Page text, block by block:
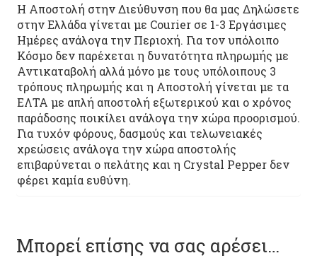
Η Αποστολή στην Διεύθυνση που θα μας Δηλώσετε
στην Ελλάδα γίνεται με Courier σε 1-3 Εργάσιμες
Ημέρες ανάλογα την Περιοχή. Για τον υπόλοιπο
Κόσμο δεν παρέχεται η δυνατότητα πληρωμής με
Αντικαταβολή αλλά μόνο με τους υπόλοιπους 3
τρόπους πληρωμής και η Αποστολή γίνεται με τα
ΕΛΤΑ με απλή αποστολή εξωτερικού και ο χρόνος
παράδοσης ποικίλει ανάλογα την χώρα προορισμού.
Για τυχόν φόρους, δασμούς και τελωνειακές
χρεώσεις ανάλογα την χώρα αποστολής
επιβαρύνεται ο πελάτης και η Crystal Pepper δεν
φέρει καμία ευθύνη.
Μπορεί επίσης να σας αρέσει…